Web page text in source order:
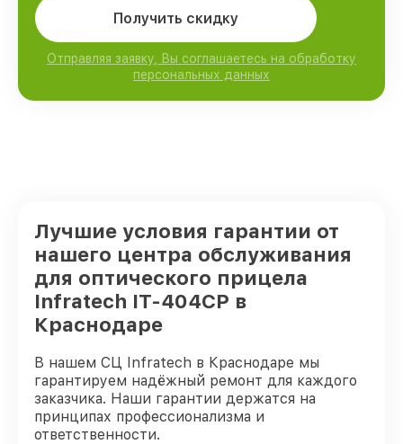
Получить скидку
Отправляя заявку, Вы соглашаетесь на обработку
персональных данных
Лучшие условия гарантии от
нашего центра обслуживания
для оптического прицела
Infratech IT-404CP в
Краснодаре
В нашем СЦ Infratech в Краснодаре мы
гарантируем надёжный ремонт для каждого
заказчика. Наши гарантии держатся на
принципах профессионализма и
ответственности.